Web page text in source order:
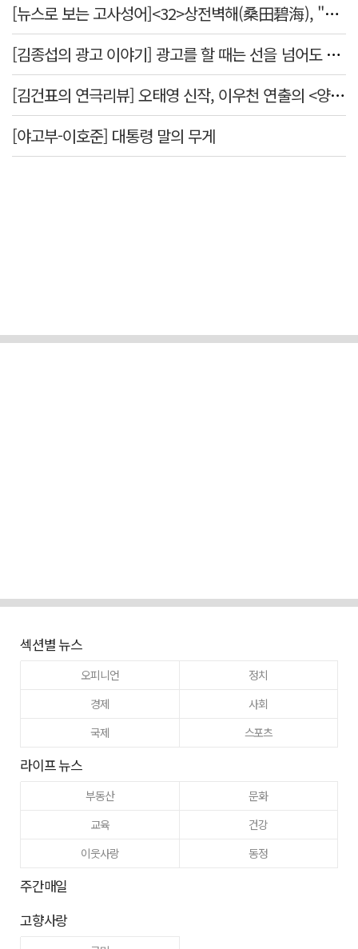
[뉴스로 보는 고사성어]<32>상전벽해(桑田碧海), "뽕나무밭이 푸른 바다가 되었다."
[김종섭의 광고 이야기] 광고를 할 때는 선을 넘어도 좋습니다.
[김건표의 연극리뷰] 오태영 신작, 이우천 연출의 <양은 양순하다>"국민을 온순한 양으로 길들이는 전체주의적 정치의 알레고리"
[야고부-이호준] 대통령 말의 무게
섹션별 뉴스
오피니언
정치
경제
사회
국제
스포츠
라이프 뉴스
부동산
문화
교육
건강
이웃사랑
동정
주간매일
고향사랑